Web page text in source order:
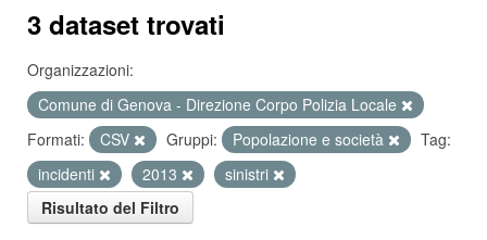
3 dataset trovati
Organizzazioni:
Comune di Genova - Direzione Corpo Polizia Locale
Formati:
CSV Gruppi: Popolazione e società
Tag:
incidenti
2013
sinistri
Risultato del Filtro